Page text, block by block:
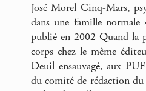
José Morel Cinq-Mars,
dans une famille normale
publié en 2002 Quand la
corps chez le même
Deuil ensauvagé, aux
du comité de rédaction